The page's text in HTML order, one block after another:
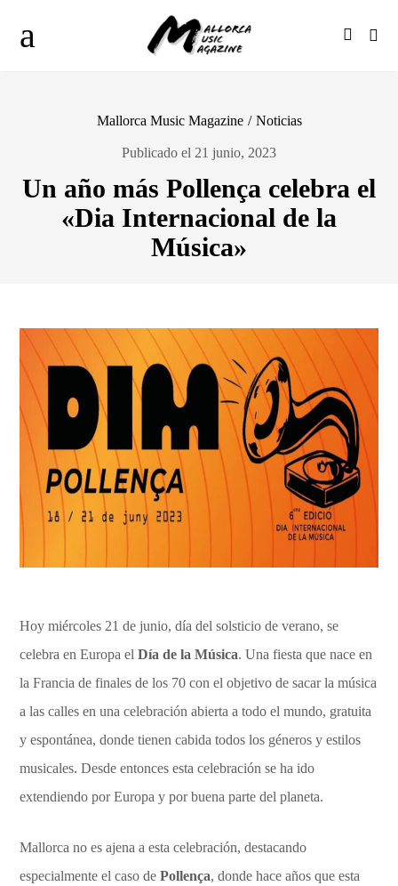
Mallorca Music Magazine / Noticias
Publicado el 21 junio, 2023
Un año más Pollença celebra el
«Dia Internacional de la
Música»
Hoy miércoles 21 de junio, día del solsticio de verano, se
celebra en Europa elDía de la Música. Una fiesta que nace en
la Francia de finales de los 70 con el objetivo de sacar la música
a las calles en una celebración abierta a todo el mundo, gratuita
y espontánea, donde tienen cabida todos los géneros y estilos
musicales. Desde entonces esta celebración se ha ido
extendiendo por Europa y por buena parte del planeta.
Mallorca no es ajena a esta celebración, destacando
especialmente el caso dePollença, donde hace años que esta